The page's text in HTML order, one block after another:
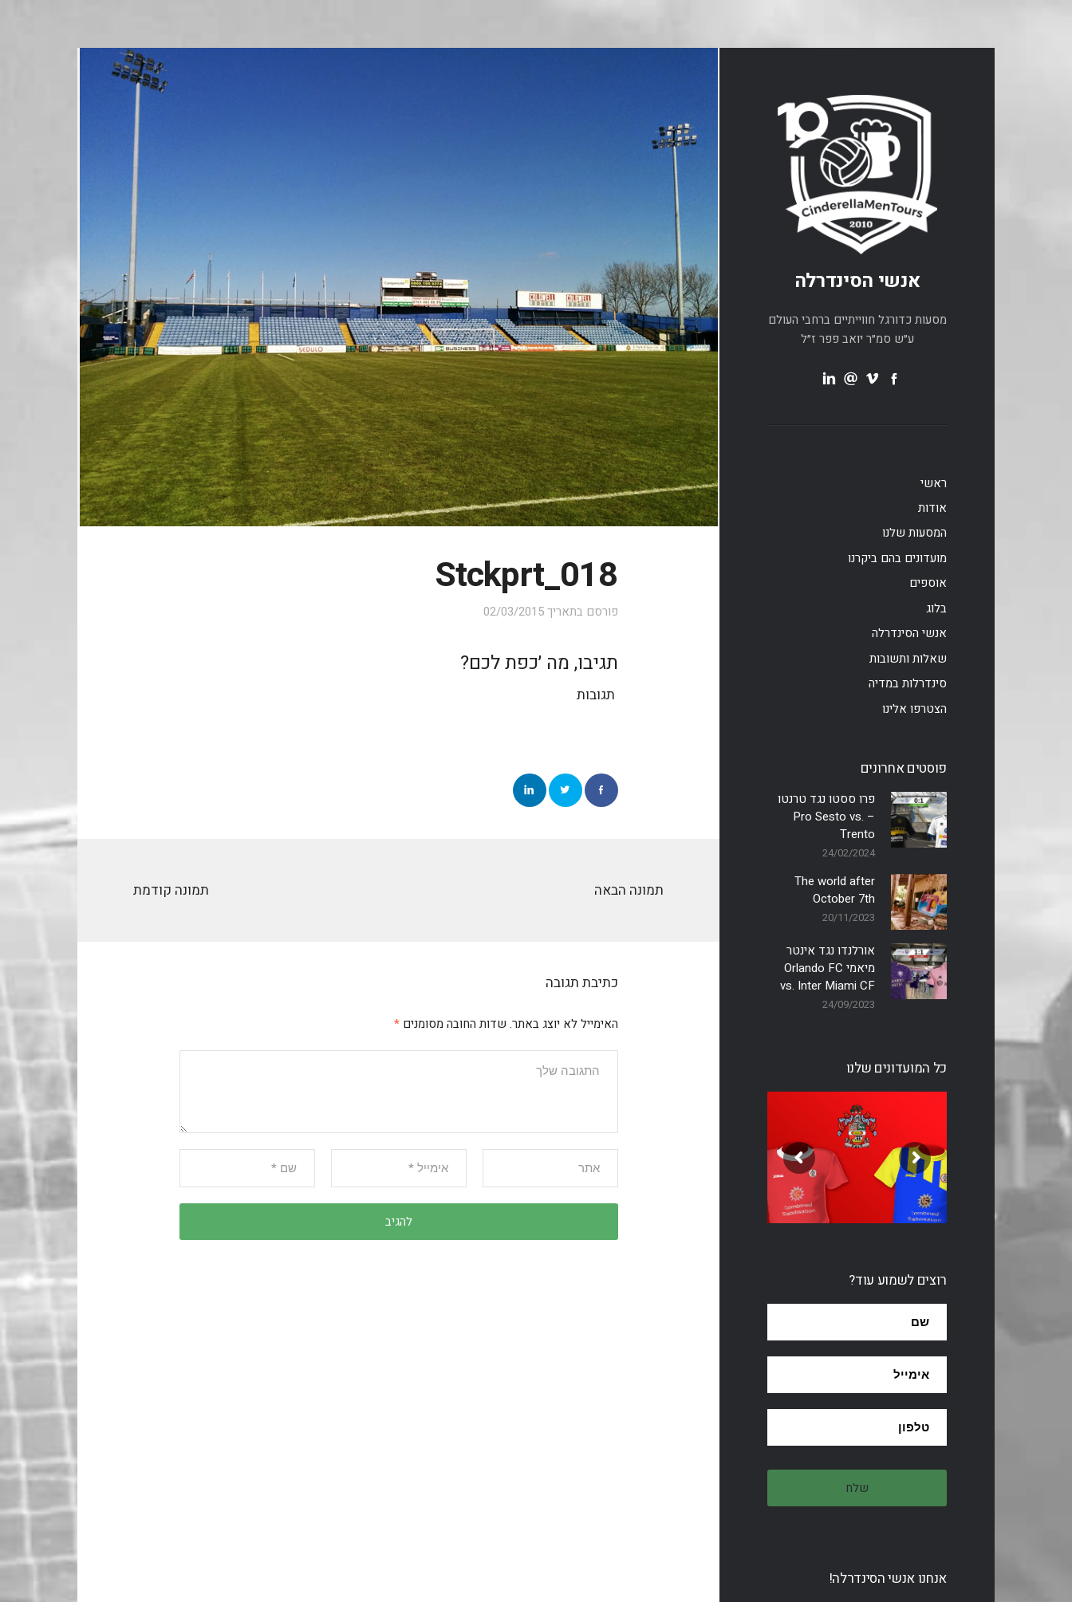
אנשי הסינדרלה
מסעות כדורגל חווייתיים ברחבי העולם
ע״ש סמ״ר יואב פפר ז״ל
ראשי
אודות
המסעות שלנו
מועדונים בהם ביקרנו
אוספים
בלוג
אנשי הסינדרלה
שאלות ותשובות
סינדרלות במדיה
הצטרפו אלינו
פוסטים אחרונים
פרו ססטו נגד טרנטו
– Pro Sesto vs.
Trento
24/02/2024
The world after
October 7th
20/11/2023
אורלנדו נגד אינטר
מיאמי Orlando FC
vs. Inter Miami CF
24/09/2023
כל המועדונים שלנו
רוצים לשמוע עוד?
אנחנו אנשי הסינדרלה!
Stckprt_018
פורסם בתאריך02/03/2015
תגיבו, מה ׳כפת לכם?
תגובות
תמונה קודמת תמונה הבאה
כתיבת תגובה
האימייל לא יוצג באתר. שדות החובה מסומנים*